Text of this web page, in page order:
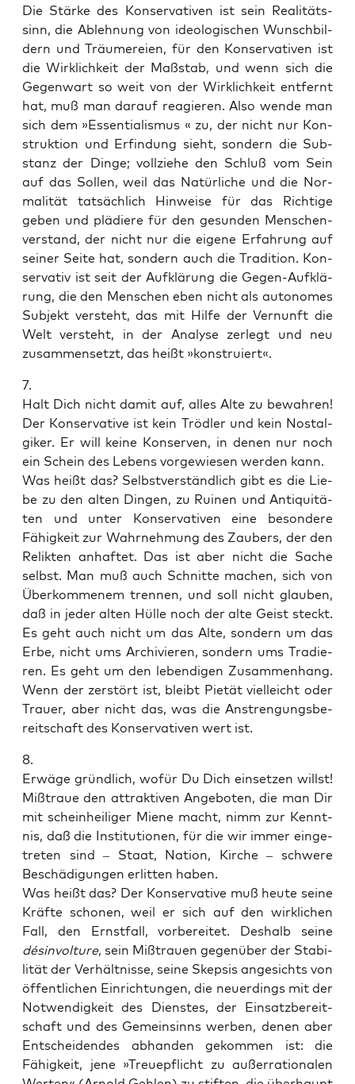
Die Stär­ke des Kon­ser­va­ti­ven ist sein Rea­li­täts­
sinn, die Ableh­nung von ideo­lo­gi­schen Wunsch­bil­
dern und Träu­me­rei­en, für den Kon­ser­va­ti­ven ist
die Wirk­lich­keit der Maß­stab, und wenn sich die
Gegen­wart so weit von der Wirk­lich­keit ent­fernt
hat, muß man dar­auf reagie­ren. Also wen­de man
sich dem »Essen­tia­lis­mus « zu, der nicht nur Kon­
struk­ti­on und Erfin­dung sieht, son­dern die Sub­
stanz der Din­ge; voll­zie­he den Schluß vom Sein
auf das Sol­len, weil das Natür­li­che und die Nor­
ma­li­tät tat­säch­lich Hin­wei­se für das Rich­ti­ge
geben und plä­die­re für den gesun­den Men­schen­
ver­stand, der nicht nur die eige­ne Erfah­rung auf
sei­ner Sei­te hat, son­dern auch die Tra­di­ti­on. Kon­
ser­va­tiv ist seit der Auf­klä­rung die Gegen-Auf­klä­
rung, die den Men­schen eben nicht als auto­no­mes
Sub­jekt ver­steht, das mit Hil­fe der Ver­nunft die
Welt ver­steht, in der Ana­ly­se zer­legt und neu
zusam­men­setzt, das heißt »kon­stru­iert«.
7.
Halt Dich nicht damit auf, alles Alte zu bewah­ren!
Der Kon­ser­va­ti­ve ist kein Tröd­ler und kein Nost­al­
gi­ker. Er will kei­ne Kon­ser­ven, in denen nur noch
ein Schein des Lebens vor­ge­wie­sen wer­den kann.
Was heißt das? Selbst­ver­ständ­lich gibt es die Lie­
be zu den alten Din­gen, zu Rui­nen und Anti­qui­tä­
ten und unter Kon­ser­va­ti­ven eine beson­de­re
Fähig­keit zur Wahr­neh­mung des Zau­bers, der den
Relik­ten anhaf­tet. Das ist aber nicht die Sache
selbst. Man muß auch Schnit­te machen, sich von
Über­kom­me­nem tren­nen, und soll nicht glau­ben,
daß in jeder alten Hül­le noch der alte Geist steckt.
Es geht auch nicht um das Alte, son­dern um das
Erbe, nicht ums Archi­vie­ren, son­dern ums Tra­die­
ren. Es geht um den leben­di­gen Zusam­men­hang.
Wenn der zer­stört ist, bleibt Pie­tät viel­leicht oder
Trau­er, aber nicht das, was die Anstren­gungs­be­
reit­schaft des Kon­ser­va­ti­ven wert ist.
8.
Erwä­ge gründ­lich, wofür Du Dich ein­set­zen willst!
Miß­traue den attrak­ti­ven Ange­bo­ten, die man Dir
mit schein­hei­li­ger Mie­ne macht, nimm zur Kennt­
nis, daß die Insti­tu­tio­nen, für die wir immer ein­ge­
tre­ten sind – Staat, Nati­on, Kir­che – schwe­re
Beschä­di­gun­gen erlit­ten haben.
Was heißt das? Der Kon­ser­va­ti­ve muß heu­te sei­ne
Kräf­te scho­nen, weil er sich auf den wirk­li­chen
Fall, den Ernst­fall, vor­be­rei­tet. Des­halb sei­ne
désin­vol­tu­re, sein Miß­trau­en gegen­über der Sta­bi­
li­tät der Ver­hält­nis­se, sei­ne Skep­sis ange­sichts von
öffent­li­chen Ein­rich­tun­gen, die neu­er­dings mit der
Not­wen­dig­keit des Diens­tes, der Ein­satz­be­reit­
schaft und des Gemein­sinns wer­ben, denen aber
Ent­schei­den­des abhan­den gekom­men ist: die
Fähig­keit, jene »Treue­pflicht zu außer­ra­tio­na­len